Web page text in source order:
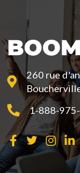
260 rue
1-888-